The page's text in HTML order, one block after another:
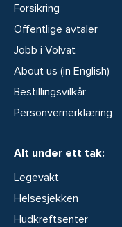
Forsikring
Offentlige avtaler
Jobb i Volvat
About us (in English)
Bestillingsvilkår
Personvernerklæring
Alt under ett tak:
Legevakt
Helsesjekken
Hudkreftsenter